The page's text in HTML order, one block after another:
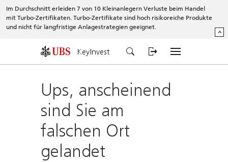
Im Durchschnitt erleiden 7 von 10 Kleinanlegern Verluste beim Handel
mit Turbo-Zertifikaten. Turbo-Zertifikate sind hoch risikoreiche Produkte
und nicht für langfristige Anlagestrategien geeignet.
^
KeyInvest
Ups, anscheinend
sind Sie am
falschen Ort
gelandet